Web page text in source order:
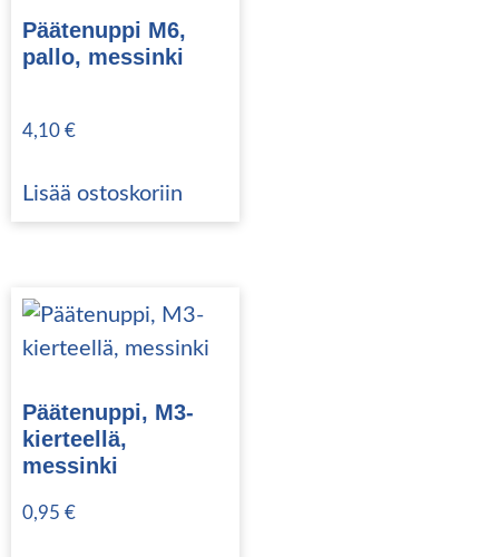
Päätenuppi M6,
pallo, messinki
4,10 €
Lisää ostoskoriin
Päätenuppi, M3-
kierteellä,
messinki
0,95 €